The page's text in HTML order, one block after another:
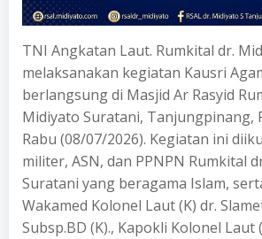
TNI Angkatan Laut. Rumkital dr.
melaksanakan kegiatan Kausri
berlangsung di Masjid Ar Rasyid
Midiyato Suratani, Tanjungpinang,
Rabu (08/07/2026). Kegiatan ini
militer, ASN, dan PPNPN Rumkital
Suratani yang beragama Islam,
Wakamed Kolonel Laut (K) dr.
Subsp.BD (K)., Kapokli Kolonel Laut